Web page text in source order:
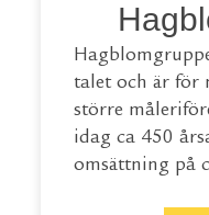
talet och är för
större
idag ca 450
omsättning på